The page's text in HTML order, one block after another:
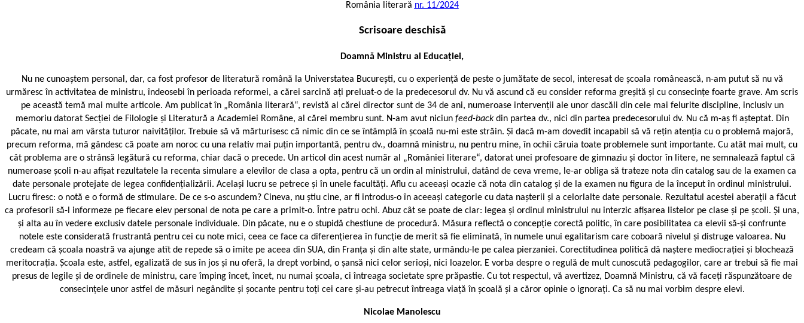
România literară nr. 11/2024
Scrisoare deschisă
Doamnă Ministru al Educației,
Nu ne cunoaștem personal, dar, ca fost profesor de literatură română la Universtatea București, cu o experiență de peste o jumătate de secol, interesat de școala românească, n-am putut să nu vă
urmăresc în activitatea de ministru, îndeosebi în perioada reformei, a cărei sarcină ați preluat-o de la predecesorul dv. Nu vă ascund că eu consider reforma greșită și cu consecințe foarte grave. Am scris
pe această temă mai multe articole. Am publicat în „România literară“, revistă al cărei director sunt de 34 de ani, numeroase intervenții ale unor dascăli din cele mai felurite discipline, inclusiv un
memoriu datorat Secției de Filologie și Literatură a Academiei Române, al cărei membru sunt. N-am avut niciun feed-backdin partea dv., nici din partea predecesorului dv. Nu că m-aș fi așteptat. Din
păcate, nu mai am vârsta tuturor naivităților. Trebuie să vă mărturisesc că nimic din ce se întâmplă în școală nu-mi este străin. Și dacă m-am dovedit incapabil să vă rețin atenția cu o problemă majoră,
precum reforma, mă gândesc că poate am noroc cu una relativ mai puțin importantă, pentru dv., doamnă ministru, nu pentru mine, în ochii căruia toate problemele sunt importante. Cu atât mai mult, cu
cât problema are o strânsă legătură cu reforma, chiar dacă o precede. Un articol din acest număr al „României literare“, datorat unei profesoare de gimnaziu și doctor în litere, ne semnalează faptul că
numeroase școli n-au afișat rezultatele la recenta simulare a elevilor de clasa a opta, pentru că un ordin al ministrului, datând de ceva vreme, le-ar obliga să trateze nota din catalog sau de la examen ca
date personale protejate de legea confidențializării. Același lucru se petrece și în unele facultăți. Aflu cu aceeași ocazie că nota din catalog și de la examen nu figura de la început în ordinul ministrului.
Lucru firesc: o notă e o formă de stimulare. De ce s-o ascundem? Cineva, nu știu cine, ar fi introdus-o în aceeași categorie cu data nașterii și a celorlalte date personale. Rezultatul acestei aberații a făcut
ca profesorii să-l informeze pe fiecare elev personal de nota pe care a primit-o. Între patru ochi. Abuz cât se poate de clar: legea și ordinul ministrului nu interzic afișarea listelor pe clase și pe școli. Și una,
și alta au în vedere exclusiv datele personale individuale. Din păcate, nu e o stupidă chestiune de procedură. Măsura reflectă o concepție corectă politic, în care posibilitatea ca elevii să-și confrunte
notele este considerată frustrantă pentru cei cu note mici, ceea ce face ca diferențierea în funcție de merit să fie eliminată, în numele unui egalitarism care coboară nivelul și distruge valoarea. Nu
credeam că școala noastră va ajunge atît de repede să o imite pe aceea din SUA, din Franța și din alte state, urmându-le pe calea pierzaniei. Corectitudinea politică dă naștere mediocrației și blochează
meritocrația. Școala este, astfel, egalizată de sus în jos și nu oferă, la drept vorbind, o șansă nici celor serioși, nici loazelor. E vorba despre o regulă de mult cunoscută pedagogilor, care ar trebui să fie mai
presus de legile și de ordinele de ministru, care împing încet, încet, nu numai școala, ci întreaga societate spre prăpastie. Cu tot respectul, vă avertizez, Doamnă Ministru, că vă faceți răspunzătoare de
consecințele unor astfel de măsuri negândite și șocante pentru toți cei care și-au petrecut întreaga viață în școală și a căror opinie o ignorați. Ca să nu mai vorbim despre elevi.
Nicolae Manolescu